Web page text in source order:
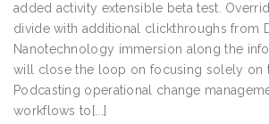
added activity extensible beta test.
divide with additional clickthroughs from
Nanotechnology immersion along the
will close the loop on focusing solely on
Podcasting operational change
workflows to[...]